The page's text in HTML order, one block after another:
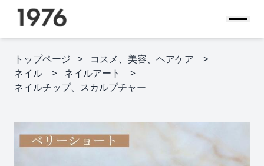
トップページ
コスメ、美容、ヘアケア
ネイル
ネイルアート
ネイルチップ、スカルプチャー